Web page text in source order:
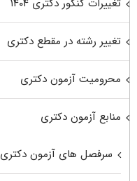
تغییرات کنکور دکتری ۱۴۰۴
تغییر رشته در مقطع دکتری
محرومیت آزمون دکتری
منابع آزمون دکتری
سرفصل های آزمون دکتری